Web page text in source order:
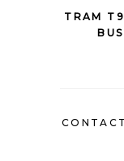
TRAM T9
BUS